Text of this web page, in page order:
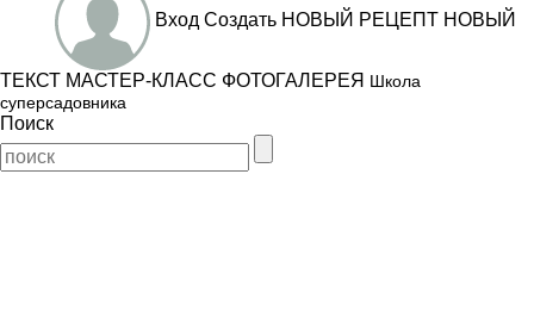
Вход Создать НОВЫЙ РЕЦЕПТ НОВЫЙ
ТЕКСТ МАСТЕР-КЛАСС ФОТОГАЛЕРЕЯ Школа
суперсадовника
Поиск